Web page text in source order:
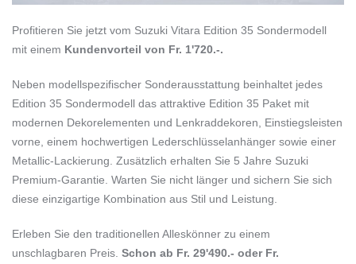
Profitieren Sie jetzt vom Suzuki Vitara Edition 35 Sondermodell
mit einem Kundenvorteil von Fr. 1'720.-.
Neben modellspezifischer Sonderausstattung beinhaltet jedes
Edition 35 Sondermodell das attraktive Edition 35 Paket mit
modernen Dekorelementen und Lenkraddekoren, Einstiegsleisten
vorne, einem hochwertigen Lederschlüsselanhänger sowie einer
Metallic-Lackierung. Zusätzlich erhalten Sie 5 Jahre Suzuki
Premium-Garantie. Warten Sie nicht länger und sichern Sie sich
diese einzigartige Kombination aus Stil und Leistung.
Erleben Sie den traditionellen Alleskönner zu einem
unschlagbaren Preis. Schon ab Fr. 29'490.- oder Fr.